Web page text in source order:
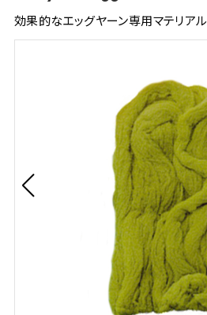
効果的なエッグヤーン専用マテリアル